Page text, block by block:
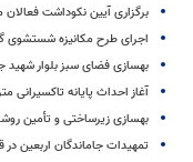
برگزاری آیین نکوداشت
اجرای طرح مکانیزه شستشوی
بهسازی فضای سبز بلوار شهید
آغاز احداث پایانه تاکسیرانی
بهسازی زیرساختی و تأمین
تمهیدات جاماندگان اربعین در قبله